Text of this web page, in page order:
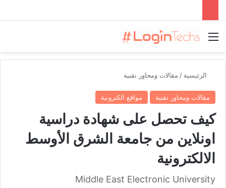
القائمة
الرئيسية / مقالات ومحاور تقنية
مقالات ومحاور تقنية مواقع الكترونية
كيف تحصل على شهادة دراسية
اونلاين من جامعة الشرق الأوسط
الالكترونية
Middle East Electronic University